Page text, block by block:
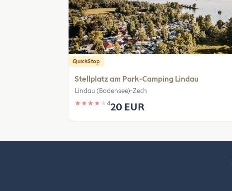
QuickStop
Stellplatz am Park-Camping Lindau
Lindau (Bodensee)-Zech
★ ★ ★ ★ ★ 420 EUR